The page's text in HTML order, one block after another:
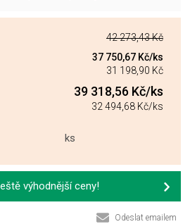
42 273,43 Kč
37 750,67 Kč/ks
31 198,90 Kč
39 318,56 Kč/ks
32 494,68 Kč/ks
ks
výhodnější ceny!
Odeslat emailem